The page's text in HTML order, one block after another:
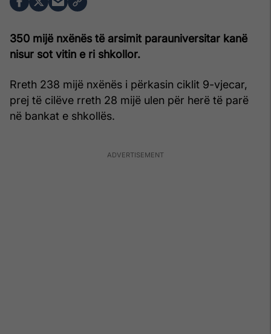
350 mijë nxënës të arsimit parauniversitar kanë
nisur sot vitin e ri shkollor.
Rreth 238 mijë nxënës i përkasin ciklit 9-vjecar,
prej të cilëve rreth 28 mijë ulen për herë të parë
në bankat e shkollës.